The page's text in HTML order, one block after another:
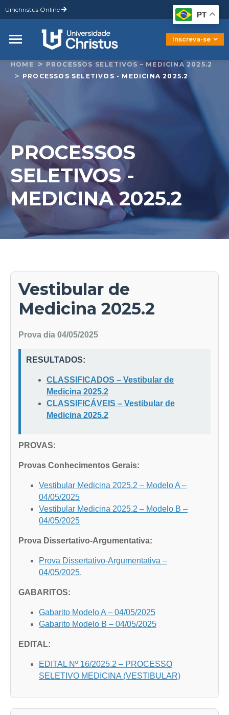
Unichristus Online
Inscreva-se
Graduação
Pós-Graduação
Mestrado
Doutorado
HOME
PROCESSOS SELETIVOS – MEDICINA 2025.2
PROCESSOS SELETIVOS - MEDICINA 2025.2
PROCESSOS
SELETIVOS -
MEDICINA 2025.2
Vestibular de
Medicina 2025.2
Prova dia 04/05/2025
RESULTADOS:
CLASSIFICADOS – Vestibular de
Medicina 2025.2
CLASSIFICÁVEIS – Vestibular de
Medicina 2025.2
PROVAS:
Provas Conhecimentos Gerais:
Vestibular Medicina 2025.2 – Modelo A –
04/05/2025
Vestibular Medicina 2025.2 – Modelo B –
04/05/2025
Prova Dissertativo-Argumentativa:
Prova Dissertativo-Argumentativa –
04/05/2025.
GABARITOS:
Gabarito Modelo A – 04/05/2025
Gabarito Modelo B – 04/05/2025
EDITAL:
EDITAL Nº 16/2025.2 – PROCESSO
SELETIVO MEDICINA (VESTIBULAR)
PT